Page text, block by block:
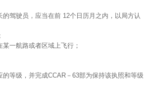
驾驶员，应当在前 12个日历月之内，以局方认
一航路或者区域上飞行；
等级，并完成CCAR－63部为保持该执照和等级